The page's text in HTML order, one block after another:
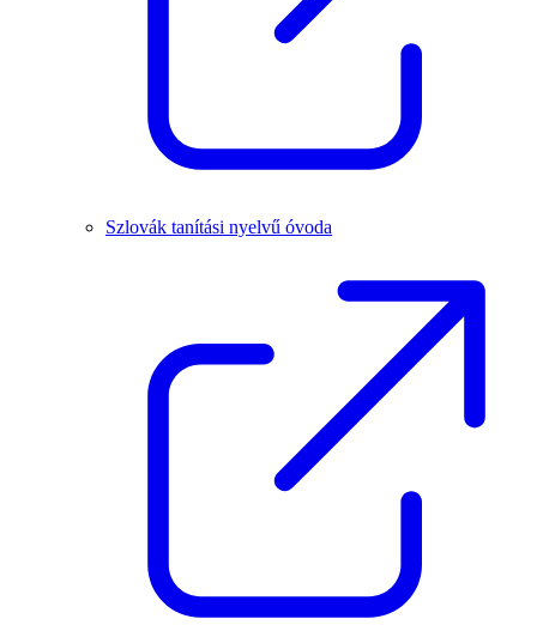
Szlovák tanítási nyelvű óvoda